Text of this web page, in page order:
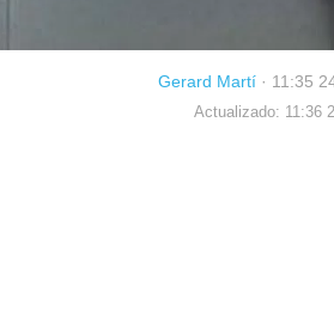
Gerard Martí · 11:35
Actualizado: 11:36